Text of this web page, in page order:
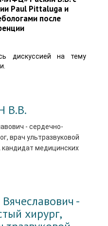
Paul Pittaluga и
после
дискуссией на тему
В.В.
-
хирург,